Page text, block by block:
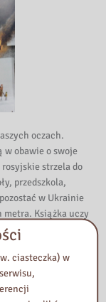
oczach.
obawie o swoje
strzela do
przedszkola,
w Ukrainie
Książka uczy
zwraca się
akceptacji i
może również już
spotkało
ciasteczka) w